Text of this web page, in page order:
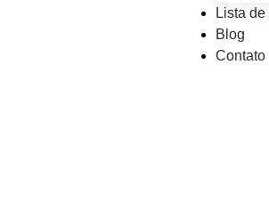
Lista
Blog
Contato